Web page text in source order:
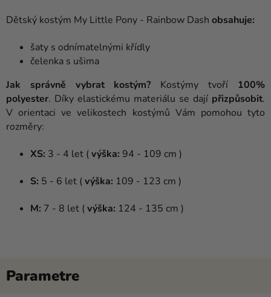
Dětský kostým My Little Pony - Rainbow Dash obsahuje:
šaty s odnímatelnými křídly
čelenka s ušima
Jak správně vybrat kostým? Kostýmy tvoří 100%
polyester. Díky elastickému materiálu se dají přizpůsobit.
V orientaci ve velikostech kostýmů Vám pomohou tyto
rozměry:
XS: 3 - 4 let ( výška: 94 - 109 cm )
S: 5 - 6 let ( výška: 109 - 123 cm )
M: 7 - 8 let ( výška: 124 - 135 cm )